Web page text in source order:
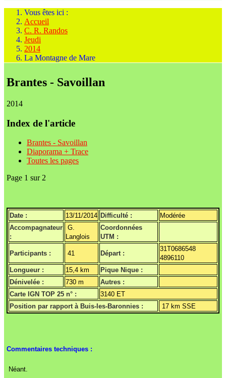
Vous êtes ici :
Accueil
C. R. Randos
Jeudi
2014
La Montagne de Mare
Brantes - Savoillan
2014
Index de l'article
Brantes - Savoillan
Diaporama + Trace
Toutes les pages
Page 1 sur 2
Date : 13/11/2014 Difficulté :
Modérée
Accompagnateur
:
G.
Langlois
Coordonnées
UTM :
Participants : 41 Départ :
31T0686548
4896110
Longueur :
15,4 km
Pique Nique :
Dénivelée :
730 m
Autres :
Carte IGN TOP 25 n° :
3140 ET
Position par rapport à Buis-les-Baronnies :
17 km SSE
Commentaires techniques :
Néant.